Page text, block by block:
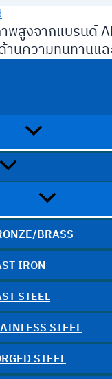
สูงจากแบรนด์
านความทนทานแ
BRASS
IRON
STEEL
STEEL
STEEL